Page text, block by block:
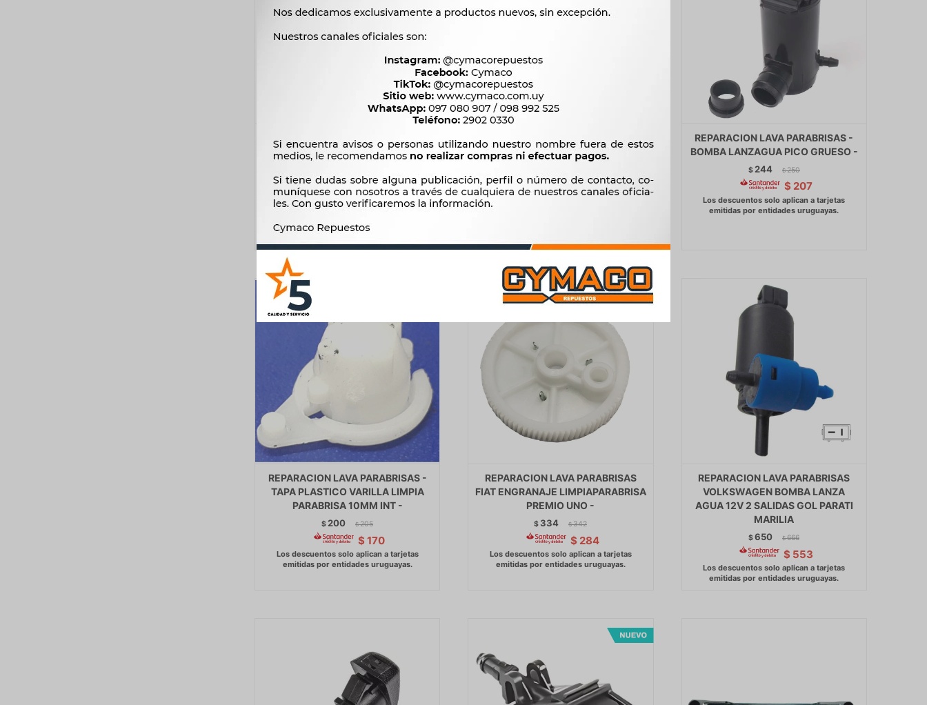
REPARACION LAVA PARABRISAS
HYUNDAI BOMBA LANZA AGUA 2
SALIDAS 12V H100 HB20 MARILIA
$255 $ 262
$217
REPARACION LAVA PARABRISAS
CHEVROLET BOMBA LANZA AGUA 2
SALIDAS 12V S10 BLAZER SILVERAD
MARILIA
$294 301
REPARACION LAVA PARABRISAS -
BOMBA LANZAGUA PICO GRUESO -
$ 244 $ 250
$ 207
REPARACION LAVA PARABRISAS -
TAPA PLASTICO VARILLA LIMPIA
PARABRISA 10MM INT -
$ 200 $ 205
$ 170
REPARACION LAVA PARABRISAS
FIAT ENGRANAJE LIMPIAPARABRISA
PREMIO UNO -
$ 334 $ 342
$ 284
REPARACION LAVA PARABRISAS
VOLKSWAGEN BOMBA LANZA
AGUA 12V 2 SALIDAS GOL PARATI
MARILIA
$650 $ 666
$ 553